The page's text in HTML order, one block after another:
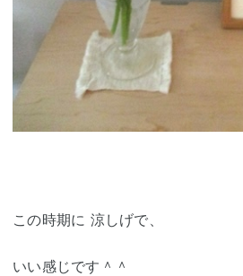
この時期に 涼しげで、
いい感じです＾＾